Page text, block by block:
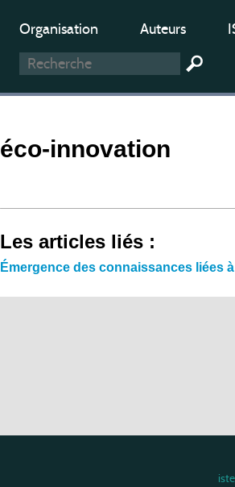
Organisation Auteurs
éco-innovation
Les articles liés :
Émergence des connaissances liées